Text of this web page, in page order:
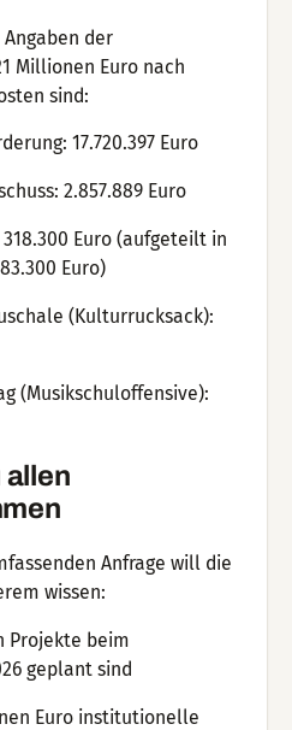
der
Millionen Euro nach
sind:
17.720.397 Euro
2.857.889 Euro
Euro (aufgeteilt in
Euro)
(Kulturrucksack):
(Musikschuloffensive):
allen
Anfrage will die
wissen:
Projekte beim
geplant sind
Euro institutionelle